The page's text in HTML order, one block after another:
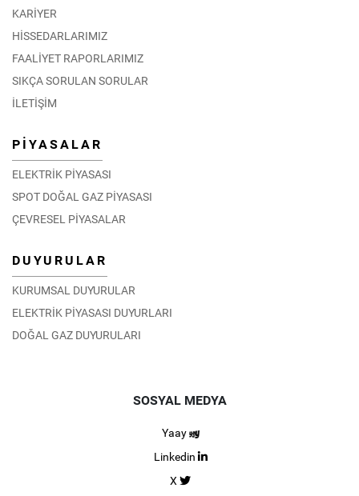
KARİYER
HİSSEDARLARIMIZ
FAALİYET RAPORLARIMIZ
SIKÇA SORULAN SORULAR
İLETİŞİM
PİYASALAR
ELEKTRİK PİYASASI
SPOT DOĞAL GAZ PİYASASI
ÇEVRESEL PİYASALAR
DUYURULAR
KURUMSAL DUYURULAR
ELEKTRİK PİYASASI DUYURLARI
DOĞAL GAZ DUYURULARI
SOSYAL MEDYA
Yaay
Linkedin
X